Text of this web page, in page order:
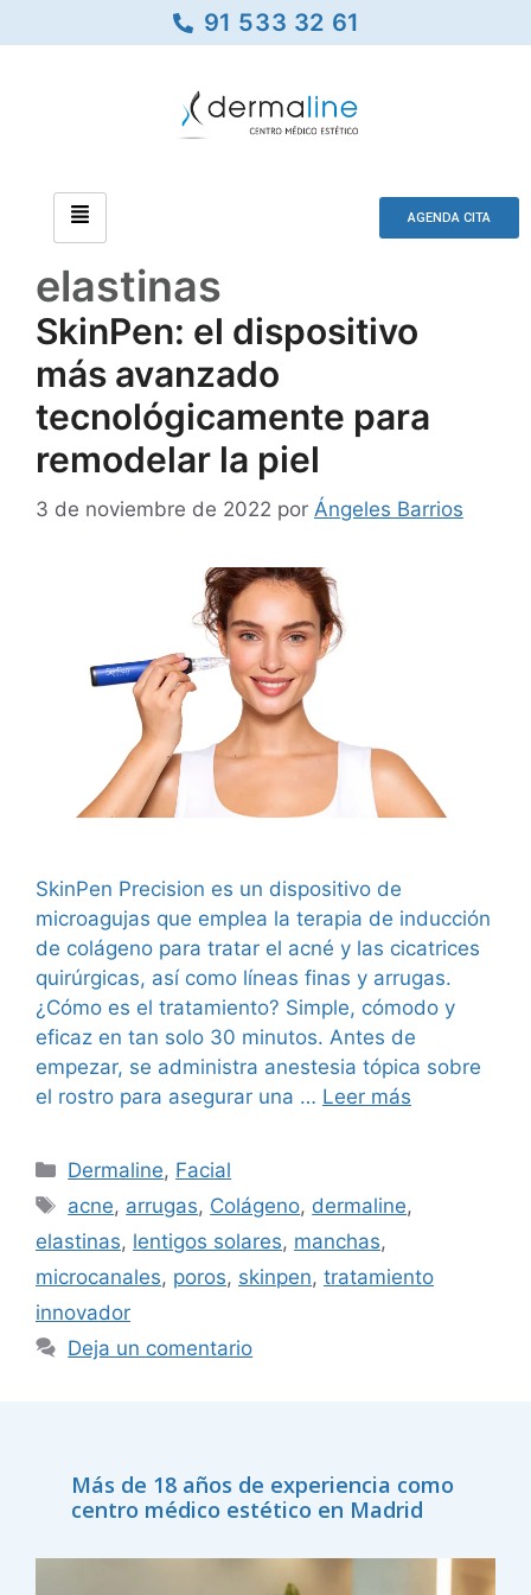
91 533 32 61
AGENDA CITA
elastinas
SkinPen: el dispositivo
más avanzado
tecnológicamente para
remodelar la piel
3 de noviembre de 2022 por Ángeles Barrios
SkinPen Precision es un dispositivo de
microagujas que emplea la terapia de inducción
de colágeno para tratar el acné y las cicatrices
quirúrgicas, así como líneas finas y arrugas.
¿Cómo es el tratamiento? Simple, cómodo y
eficaz en tan solo 30 minutos. Antes de
empezar, se administra anestesia tópica sobre
el rostro para asegurar una … Leer más
Dermaline, Facial
acne, arrugas, Colágeno, dermaline,
elastinas, lentigos solares, manchas,
microcanales, poros, skinpen, tratamiento
innovador
Deja un comentario
Más de 18 años de experiencia como
centro médico estético en Madrid